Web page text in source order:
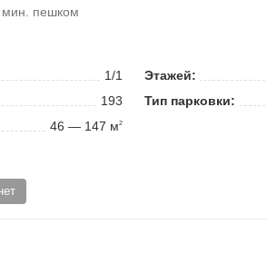
мин. пешком
1/1 Этажей:
193 Тип парковки:
46 — 147 м2